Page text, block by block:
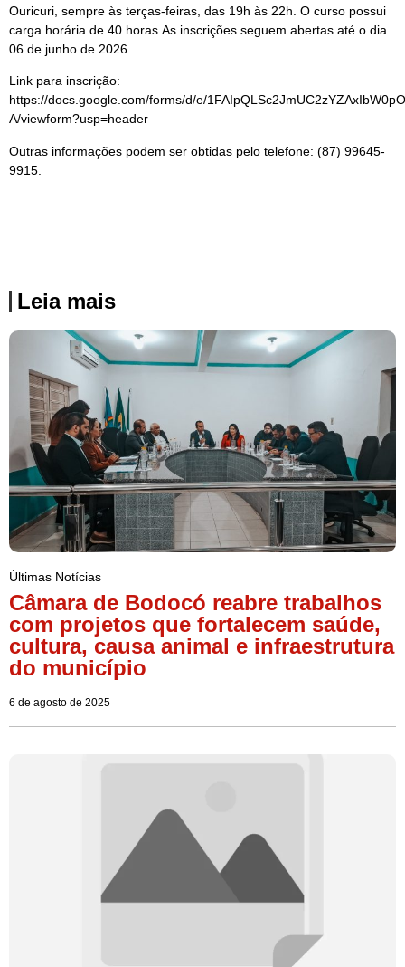
Ouricuri, sempre às terças-feiras, das 19h às 22h. O curso possui
carga horária de 40 horas.As inscrições seguem abertas até o dia
06 de junho de 2026.
Link para inscrição:
https://docs.google.com/forms/d/e/
A/viewform?usp=header
Outras informações podem ser obtidas pelo telefone: (87) 99645-
9915.
Leia mais
Últimas Notícias
Câmara de Bodocó reabre trabalhos
com projetos que fortalecem saúde,
cultura, causa animal e infraestrutura
do município
6 de agosto de 2025